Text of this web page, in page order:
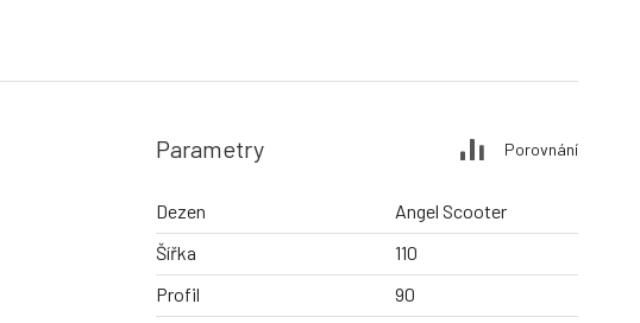
Parametry Porovnání
Dezen
Angel Scooter
Šířka
110
Profil
90